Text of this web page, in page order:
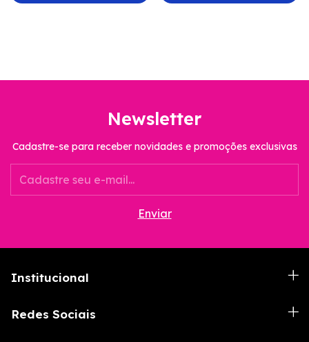
Newsletter
Cadastre-se para receber novidades e promoções exclusivas
Institucional
Redes Sociais